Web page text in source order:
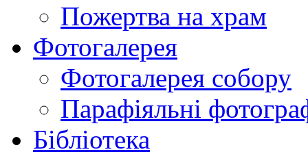
Пожертва на храм
Фотогалерея
Фотогалерея собору
Парафіяльні
Бібліотека